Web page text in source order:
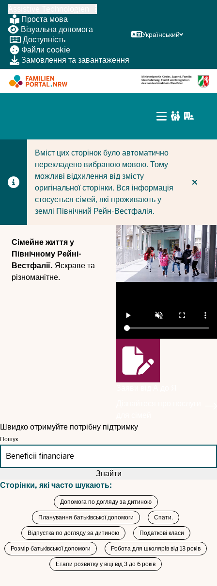
Перейти
до
основного
змісту
Проста мова
Візуальна допомога
Доступність
Файли cookie
Замовлення та завантаження
Український
CURRENT SECTION ДЛЯ КОМПАНІЙ/(BÜRGERBEREICH
Вміст цих сторінок було автоматично
перекладено вибраною мовою. Тому
можливі відхилення від змісту
оригінальної сторінки. Вся інформація
стосується сімей, які проживають у
землі Північний Рейн-Вестфалія.
Сімейне життя у
Північному Рейні-
Вестфалії. Яскраве та
різноманітне.
Швидко отримуйте потрібну підтримку
Пошук
Знайти
Сторінки, які часто шукають:
Допомога по догляду за дитиною
Планування батьківської допомоги
Спати.
Відпустка по догляду за дитиною
Податкові класи
Розмір батьківської допомоги
Робота для школярів від 13 років
Етапи розвитку у віці від 3 до 6 років